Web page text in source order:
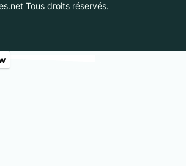
Tous droits réservés.